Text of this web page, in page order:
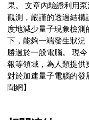
果。 文章內驗證利用
觀測，嚴謹的透過結構
度地減少量子現象檢
下，能夠一端發生狀況
勝過於一般電腦。 現
報等領域，為人類提供
對於加速量子電腦的
聞網】